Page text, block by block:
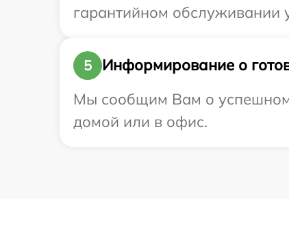
гарантийном обслуживании
5
Информирование о
Мы сообщим Вам о успешном
домой или в офис.